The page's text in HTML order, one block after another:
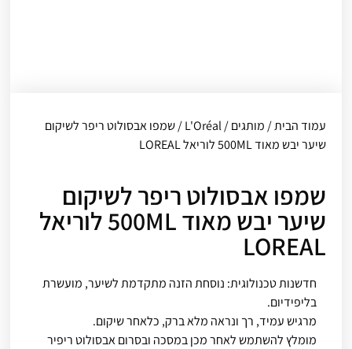
עמוד הבית/מותגים/
L'Oréal/ שמפו אבסולוט ריפר לשיקום
שיער יבש מאוד 500ML לוריאל LOREAL
שמפו אבסולוט ריפר לשיקום
שיער יבש מאוד 500ML לוריאל
LOREAL
חדשנות טכנולוגית: נוסחת הזנה מתקדמת לשיער, מועשרת
בליפידיום.
מרגיש עמיד, רך ונראה מלא ברק, כלאחר שיקום.
מומלץ להשתמש לאחר מכן במסכה ובסרום אבסולוט ריפיר